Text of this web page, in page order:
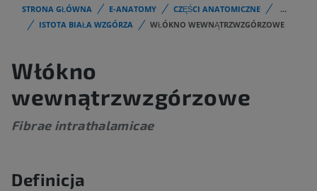
STRONA GŁÓWNA E-ANATOMY CZĘŚCI ANATOMICZNE
...
ISTOTA BIAŁA WZGÓRZA
WŁÓKNO WEWNĄTRZWZGÓRZOWE
Włókno
wewnątrzwzgórzowe
Fibrae intrathalamicae
Definicja